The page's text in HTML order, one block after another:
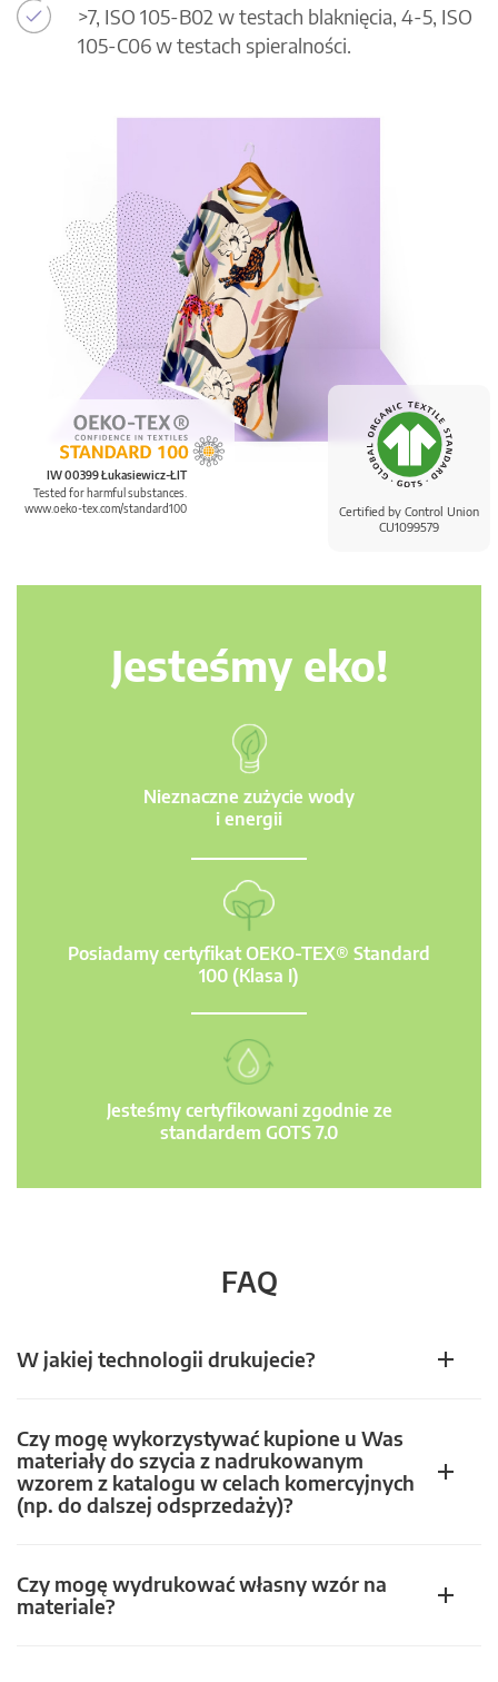
Certified by Control Union
CU1099579
IW 00399 Łukasiewicz-ŁIT
Tested for harmful substances.
www.oeko-tex.com/standard100
>7, ISO 105-B02 w testach blaknięcia, 4-5, ISO
105-C06 w testach spieralności.
Jesteśmy eko!
Nieznaczne zużycie wody
i energii
Posiadamy certyfikat OEKO-TEX® Standard
100 (Klasa I)
Jesteśmy certyfikowani zgodnie ze
standardem GOTS 7.0
FAQ
W jakiej technologii drukujecie?
Czy mogę wykorzystywać kupione u Was
materiały do szycia z nadrukowanym
wzorem z katalogu w celach komercyjnych
(np. do dalszej odsprzedaży)?
Czy mogę wydrukować własny wzór na
materiale?